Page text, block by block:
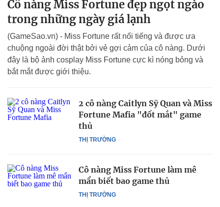
Cô nàng Miss Fortune đẹp ngọt ngào
trong những ngày giá lạnh
(GameSao.vn) - Miss Fortune rất nổi tiếng và được ưa
chuộng ngoài đời thật bởi vẻ gợi cảm của cô nàng. Dưới
đây là bộ ảnh cosplay Miss Fortune cực kì nóng bỏng và
bắt mắt được giới thiệu.
THỊ TRƯỜNG
2 cô nàng Caitlyn Sỹ Quan và Miss
Fortune Mafia "đốt mắt" game
thủ
THỊ TRƯỜNG
Cô nàng Miss Fortune làm mê
mẩn biết bao game thủ